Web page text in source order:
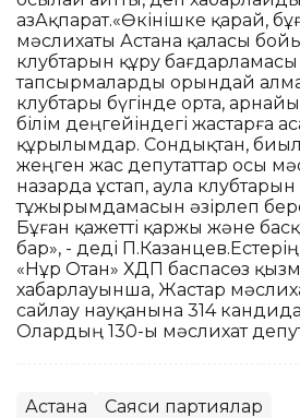
ҚазАқпарат.«Өкінішке қарай,
мәслихаты Астана қаласы
клубтарын құру
тапсырмаларды орындай
клубтары бүгінде орта,
білім деңгейіндегі жастарға
құрылымдар. Сондықтан,
жеңген жас депутаттар осы
назарда ұстап, аула
тұжырымдамасын әзірлеп
Бұған қажетті қаржы және
бар», - деді
«Нұр Отан» ХДП баспасөз
хабарлауынша, Жастар
сайлау науқанына 314
Олардың 130-ы мәслихат
Астана Саяси партиялар